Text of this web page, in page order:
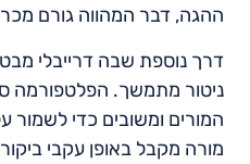
ההגה, דבר המהווה גורם
דרך נוספת שבה דרייבלי
ניטור מתמשך. הפלטפורמה
המורים ומשובים כדי לשמור
מורה מקבל באופן עקבי